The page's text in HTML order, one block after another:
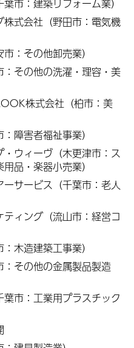
市：建築リフォーム業）
式会社（野田市：電気機
：その他卸売業）
その他の洗濯・理容・美
株式会社（柏市：美
障害者福祉事業）
ウィーヴ（木更津市：ス
品・楽器小売業）
サービス（千葉市：老人
ィング（流山市：経営コ
木造建築工事業）
その他の金属製品製造
市：工業用プラスチック